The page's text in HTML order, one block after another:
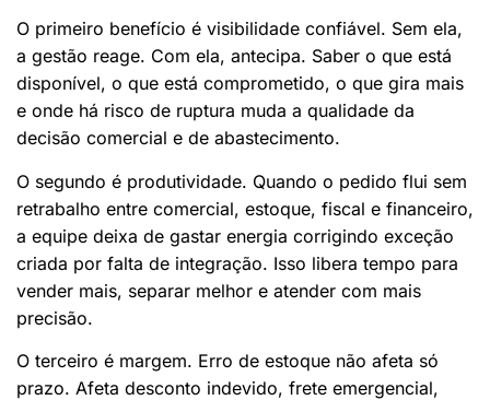
O primeiro benefício é visibilidade confiável. Sem ela,
a gestão reage. Com ela, antecipa. Saber o que está
disponível, o que está comprometido, o que gira mais
e onde há risco de ruptura muda a qualidade da
decisão comercial e de abastecimento.
O segundo é produtividade. Quando o pedido flui sem
retrabalho entre comercial, estoque, fiscal e financeiro,
a equipe deixa de gastar energia corrigindo exceção
criada por falta de integração. Isso libera tempo para
vender mais, separar melhor e atender com mais
precisão.
O terceiro é margem. Erro de estoque não afeta só
prazo. Afeta desconto indevido, frete emergencial,